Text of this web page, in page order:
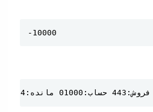
-10000